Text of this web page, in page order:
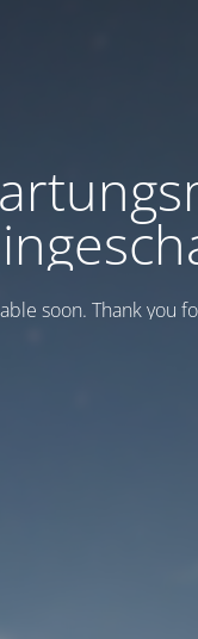
soon. Thank you